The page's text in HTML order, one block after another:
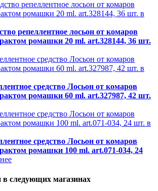
репеллентное лосьон от комаров
ромашки 20 ml. art.328144, 36 шт.
средство Лосьон от комаров
ромашки 60 ml. art.327987, 42 шт.
средство Лосьон от комаров
ромашки 100 ml. art.071-034, 24
в следующих магазинах